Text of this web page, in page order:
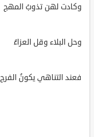
وكادت لهن تذوبُ المهج
وحل البلاء وقل العزاءُ
فعند التناهي يكونُ الفرج